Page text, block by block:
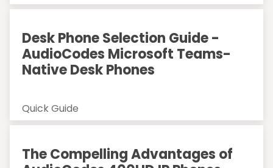
Desk Phone Selection Guide -
AudioCodes Microsoft Teams-
Native Desk Phones
Quick Guide
The Compelling Advantages of